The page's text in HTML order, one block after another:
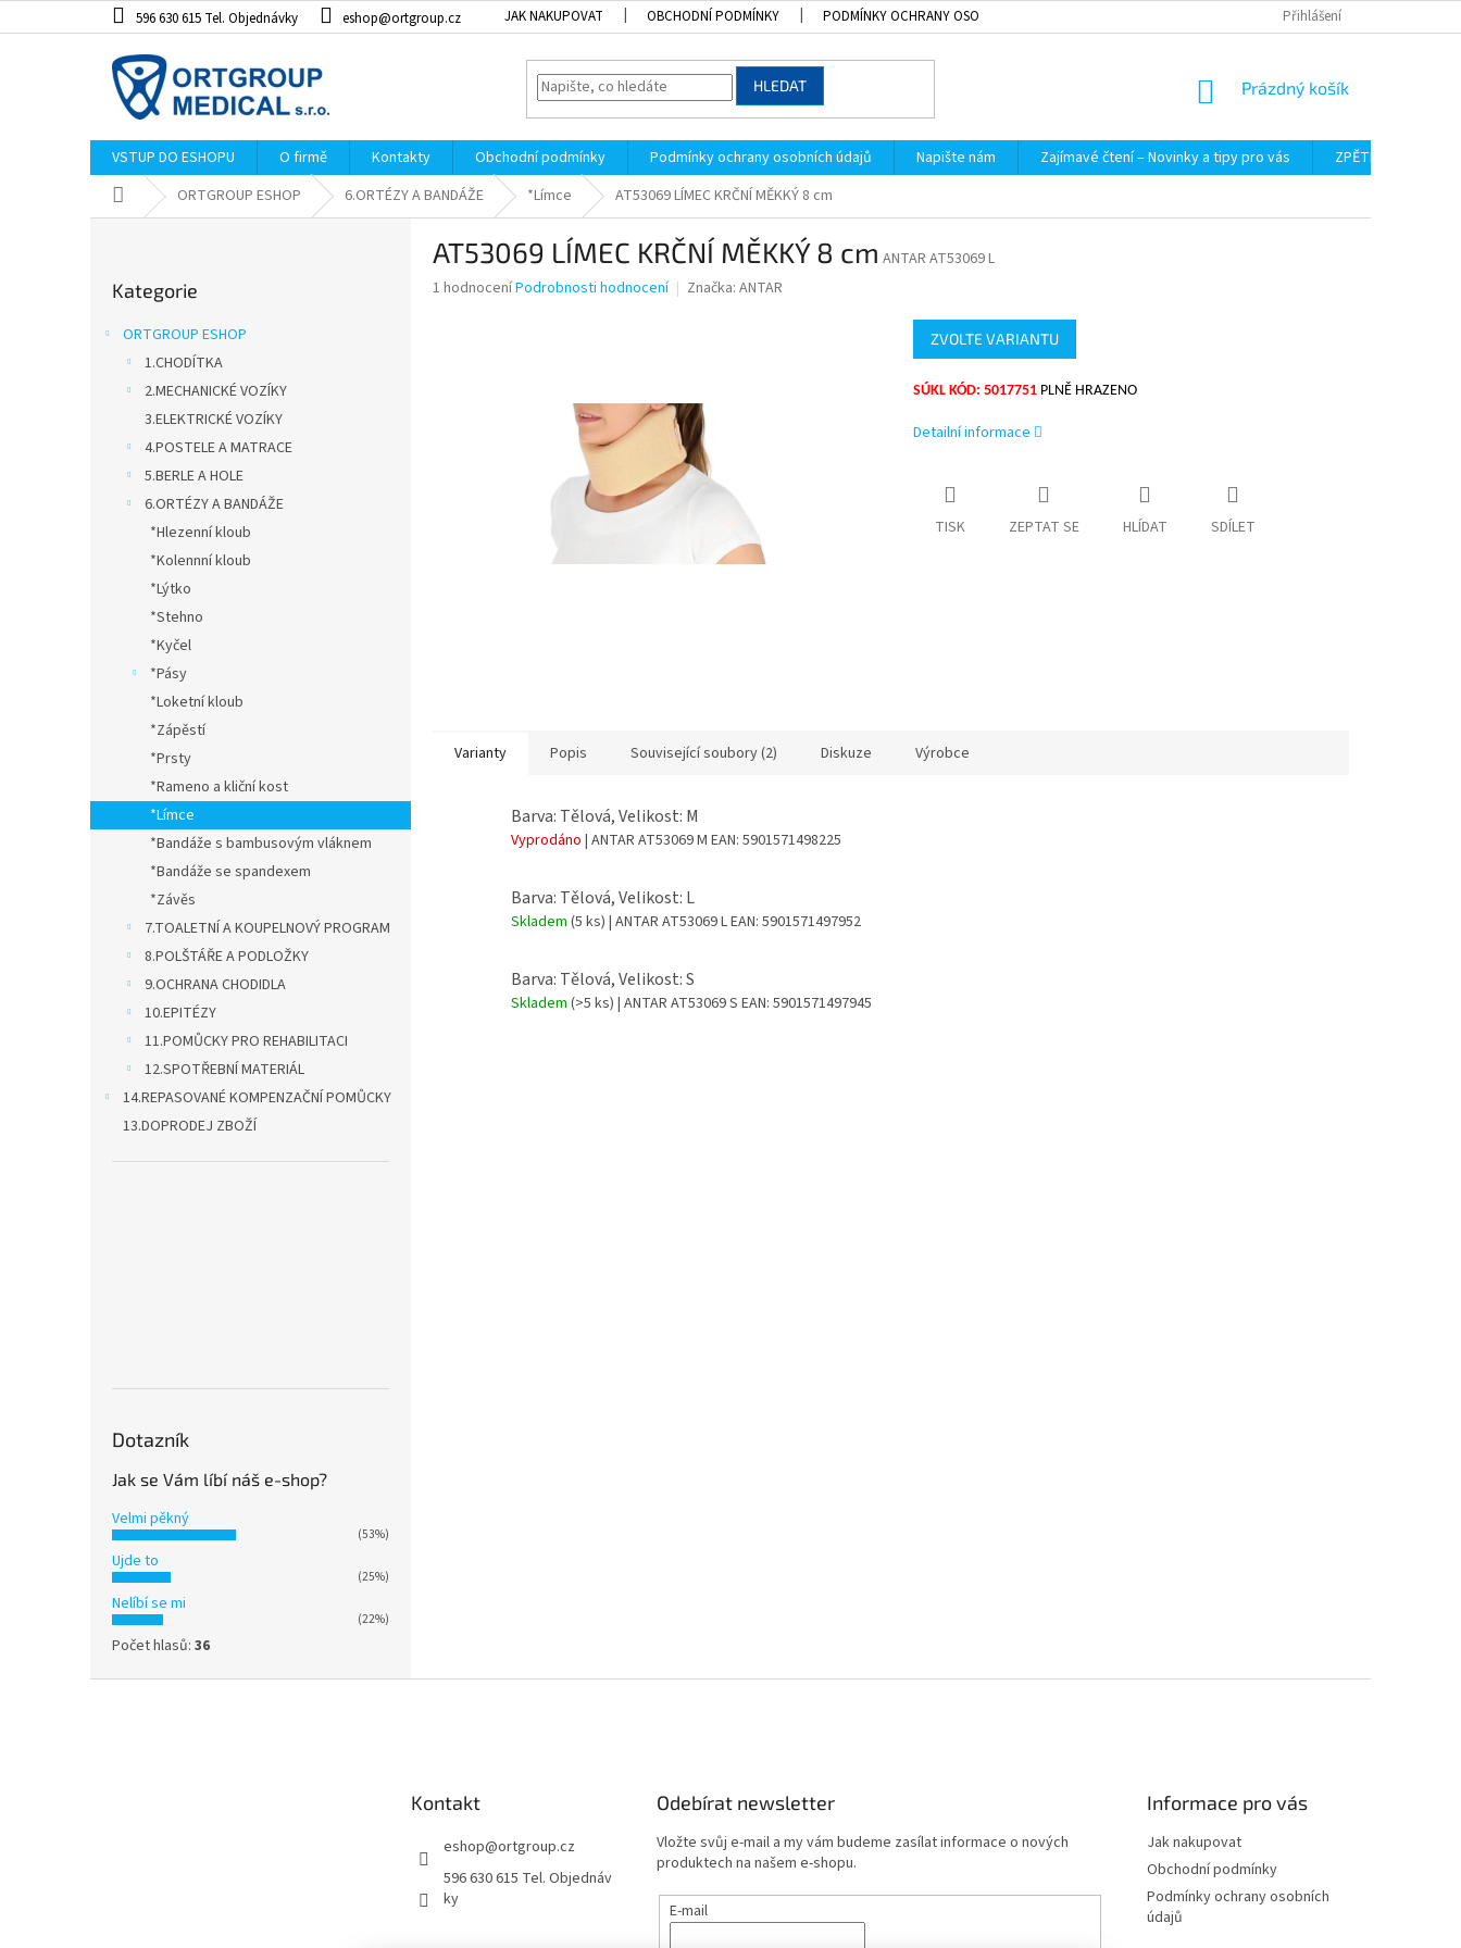
na
596 630 615 Tel. Objednávky eshop@ortgroup.cz JAK NAKUPOVAT OBCHODNÍ PODMÍNKY PODMÍNKY OCHRANY OSOBNÍCH ÚDAJŮ Přihlášení
HLEDAT
NÁKUPNÍ
Prázdný košík
VSTUP DO ESHOPU O firmě Kontakty Obchodní podmínky Podmínky ochrany osobních údajů Napište nám Zajímavé čtení – Novinky a tipy pro vás
ZPĚTNÝ ODBĚR
Domů ORTGROUP ESHOP 6.ORTÉZY A BANDÁŽE *Límce AT53069 LÍMEC KRČNÍ MĚKKÝ 8 cm
kategorie
Kategorie
ORTGROUP ESHOP
1.CHODÍTKA
2.MECHANICKÉ VOZÍKY
3.ELEKTRICKÉ VOZÍKY
4.POSTELE A MATRACE
5.BERLE A HOLE
6.ORTÉZY A BANDÁŽE
*Hlezenní kloub
*Kolennní kloub
*Lýtko
*Stehno
*Kyčel
*Pásy
*Loketní kloub
*Zápěstí
*Prsty
*Rameno a kliční kost
*Límce
*Bandáže s bambusovým vláknem
*Bandáže se spandexem
*Závěs
7.TOALETNÍ A KOUPELNOVÝ PROGRAM
8.POLŠTÁŘE A PODLOŽKY
9.OCHRANA CHODIDLA
10.EPITÉZY
11.POMŮCKY PRO REHABILITACI
12.SPOTŘEBNÍ MATERIÁL
14.REPASOVANÉ KOMPENZAČNÍ POMŮCKY
13.DOPRODEJ ZBOŽÍ
Dotazník
Jak se Vám líbí náš e-shop?
Velmi pěkný
(53%)
Ujde to
(25%)
Nelíbí se mi
(22%)
Počet hlasů: 36
AT53069 LÍMEC KRČNÍ MĚKKÝ 8 cm ANTAR AT53069 L
Průměrné
1 hodnoceníPodrobnosti hodnocení Značka: ANTAR
ZVOLTE VARIANTU
SÚKL KÓD: 5017751 PLNĚ HRAZENO
Detailní informace
TISK ZEPTAT SE HLÍDAT SDÍLET
Varianty Popis Související soubory (2) Diskuze Výrobce
Barva: Tělová, Velikost: M
Vyprodáno | ANTAR AT53069 M EAN: 5901571498225
Barva: Tělová, Velikost: L
Skladem (5 ks) | ANTAR AT53069 LEAN: 5901571497952
Barva: Tělová, Velikost: S
Skladem (>5 ks) | ANTAR AT53069 S EAN: 5901571497945
Kontakt
eshop@ortgroup.cz
596 630 615 Tel. Objednáv
ky
Odebírat newsletter
Vložte svůj e-mail a my vám budeme zasílat informace o nových
produktech na našem e-shopu.
E-mail
Informace pro vás
Jak nakupovat
Obchodní podmínky
Podmínky ochrany osobních
údajů